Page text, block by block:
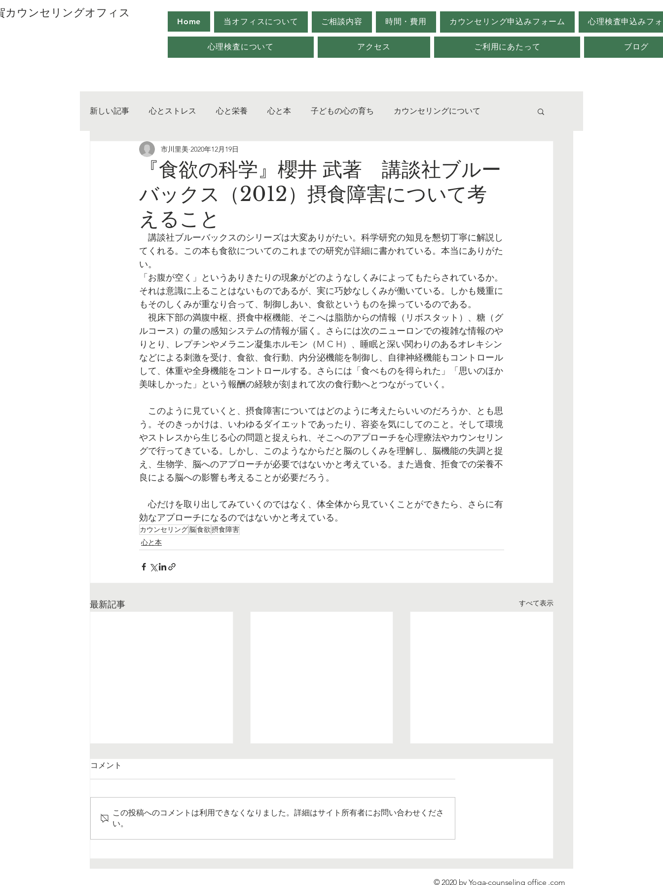
カウンセリングオフィス
Home 当オフィスについて ご相談内容 時間・費用 カウンセリング申込みフォーム 心理検査申込みフ
心理検査について アクセス ご利用にあたって ブログ
新しい記事 心とストレス 心と栄養 心と本 子どもの心の育ち カウンセリングについて
心の取り扱い 心のマネージメント
『食欲の科学』櫻井 武著 講談社ブルー
バックス（2012）摂食障害について考
えること
市川里美 2020年12月19日
講談社ブルーバックスのシリーズは大変ありがたい。科学研究の知見を懇切丁寧に解説し
てくれる。この本も食欲についてのこれまでの研究が詳細に書かれている。本当にありがた
い。
「お腹が空く」というありきたりの現象がどのようなしくみによってもたらされているか。
それは意識に上ることはないものであるが、実に巧妙なしくみが働いている。しかも幾重に
もそのしくみが重なり合って、制御しあい、食欲というものを操っているのである。
視床下部の満腹中枢、摂食中枢機能、そこへは脂肪からの情報（リボスタット）、糖（グ
ルコース）の量の感知システムの情報が届く。さらには次のニューロンでの複雑な情報のや
りとり、レプチンやメラニン凝集ホルモン（M C H）、睡眠と深い関わりのあるオレキシン
などによる刺激を受け、食欲、食行動、内分泌機能を制御し、自律神経機能もコントロール
して、体重や全身機能をコントロールする。さらには「食べものを得られた」「思いのほか
美味しかった」という報酬の経験が刻まれて次の食行動へとつながっていく。
このように見ていくと、摂食障害についてはどのように考えたらいいのだろうか、とも思
う。そのきっかけは、いわゆるダイエットであったり、容姿を気にしてのこと。そして環境
やストレスから生じる心の問題と捉えられ、そこへのアプローチを心理療法やカウンセリン
グで行ってきている。しかし、このようなからだと脳のしくみを理解し、脳機能の失調と捉
え、生物学、脳へのアプローチが必要ではないかと考えている。また過食、拒食での栄養不
良による脳への影響も考えることが必要だろう。
心だけを取り出してみていくのではなく、体全体から見ていくことができたら、さらに有
効なアプローチになるのではないかと考えている。
カウンセリング脳食欲摂食障害
心と本
最新記事 すべて表示
眠れないのにはワケがある。
エビデンスによらず、何かい
正しい子育てについて。心理
コメント
この投稿へのコメントは利用できなくなりました。詳細はサイト所有者にお問い合わせくださ
い。
© 2020 by Yoga-counseling office .com